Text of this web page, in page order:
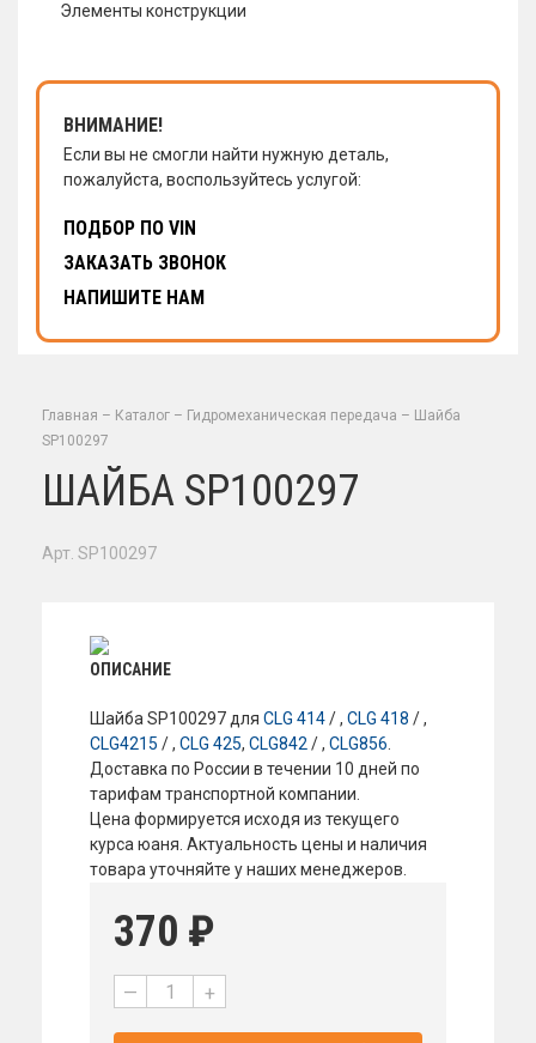
Элементы конструкции
ВНИМАНИЕ!
Если вы не смогли найти нужную деталь,
пожалуйста, воспользуйтесь услугой:
ПОДБОР ПО VIN
ЗАКАЗАТЬ ЗВОНОК
НАПИШИТЕ НАМ
Главная – Каталог – Гидромеханическая передача – Шайба
SP100297
ШАЙБА SP100297
Арт. SP100297
ОПИСАНИЕ
Шайба SP100297 для CLG 414/ , CLG 418 / ,
CLG4215 / , CLG 425, CLG842 / , CLG856
Доставка по России в течении 10 дней по
тарифам транспортной компании.
Цена формируется исходя из текущего
курса юаня. Актуальность цены и наличия
товара уточняйте у наших менеджеров.
370 ₽
— +